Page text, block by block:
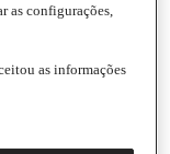
Adicionar
as configurações,
as informações